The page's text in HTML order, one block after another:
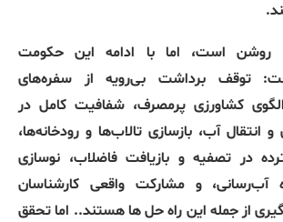
روشن است، اما با ادامه این حکومت
توقف برداشت بی‌رویه از سفره‌های
الگوی کشاورزی پرمصرف، شفافیت کامل در
انتقال آب، بازسازی تالاب‌ها و رودخانه‌ها،
در تصفیه و بازیافت فاضلاب، نوسازی
آب‌رسانی، و مشارکت واقعی کارشناسان
از جمله این راه حل ها هستند.. اما تحقق